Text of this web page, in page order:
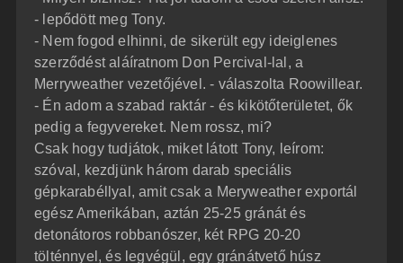
- lepődött meg Tony.
- Nem fogod elhinni, de sikerült egy ideiglenes
szerződést aláíratnom Don Percival-lal, a
Merryweather vezetőjével. - válaszolta Roowillear.
- Én adom a szabad raktár - és kikötőterületet, ők
pedig a fegyvereket. Nem rossz, mi?
Csak hogy tudjátok, miket látott Tony, leírom:
szóval, kezdjünk három darab speciális
gépkarabéllyal, amit csak a Meryweather exportál
egész Amerikában, aztán 25-25 gránát és
detonátoros robbanószer, két RPG 20-20
tölténnyel, és legvégül, egy gránátvető húsz